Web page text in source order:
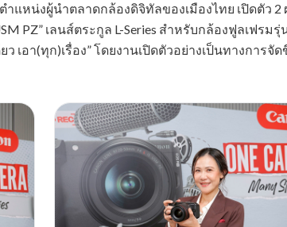
แหน่งผู้นำตลาดกล้องดิจิทัลของเมืองไทย เปิดตัว
PZ” เลนส์ตระกูล L-Series สำหรับกล้องฟูลเ
ยว เอา(ทุก)เรื่อง” โดยงานเปิดตัวอย่างเป็นทางการ